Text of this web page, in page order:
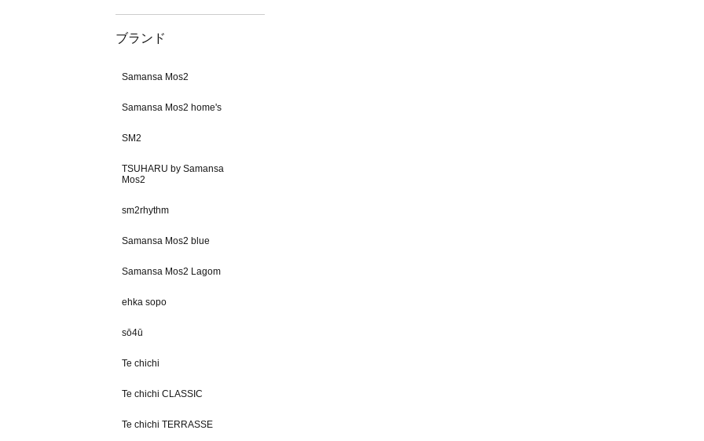
ブランド
Samansa Mos2
Samansa Mos2 home's
SM2
TSUHARU by Samansa
Mos2
sm2rhythm
Samansa Mos2 blue
Samansa Mos2 Lagom
ehka sopo
sō4ū
Te chichi
Te chichi CLASSIC
Te chichi TERRASSE